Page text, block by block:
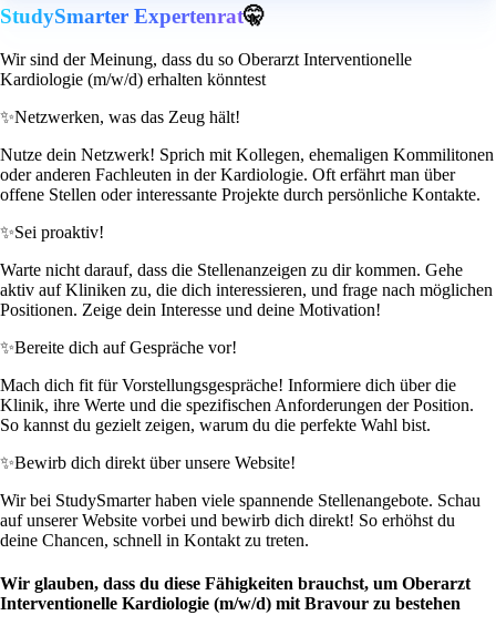
StudySmarter Expertenrat🤫
Wir sind der Meinung, dass du so Oberarzt Interventionelle
Kardiologie (m/w/d) erhalten könntest
✨Netzwerken, was das Zeug hält!
Nutze dein Netzwerk! Sprich mit Kollegen, ehemaligen Kommilitonen
oder anderen Fachleuten in der Kardiologie. Oft erfährt man über
offene Stellen oder interessante Projekte durch persönliche Kontakte.
✨Sei proaktiv!
Warte nicht darauf, dass die Stellenanzeigen zu dir kommen. Gehe
aktiv auf Kliniken zu, die dich interessieren, und frage nach möglichen
Positionen. Zeige dein Interesse und deine Motivation!
✨Bereite dich auf Gespräche vor!
Mach dich fit für Vorstellungsgespräche! Informiere dich über die
Klinik, ihre Werte und die spezifischen Anforderungen der Position.
So kannst du gezielt zeigen, warum du die perfekte Wahl bist.
✨Bewirb dich direkt über unsere Website!
Wir bei StudySmarter haben viele spannende Stellenangebote. Schau
auf unserer Website vorbei und bewirb dich direkt! So erhöhst du
deine Chancen, schnell in Kontakt zu treten.
Wir glauben, dass du diese Fähigkeiten brauchst, um Oberarzt
Interventionelle Kardiologie (m/w/d) mit Bravour zu bestehen